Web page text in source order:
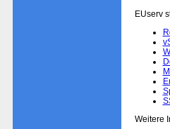
EUserv
Weitere